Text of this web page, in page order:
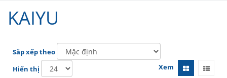
KAIYU
Sắp xếp theo
Hiển thị
Xem